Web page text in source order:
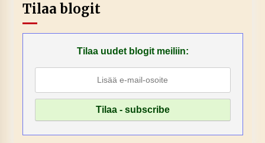
Tilaa blogit
Tilaa uudet blogit meiliin: